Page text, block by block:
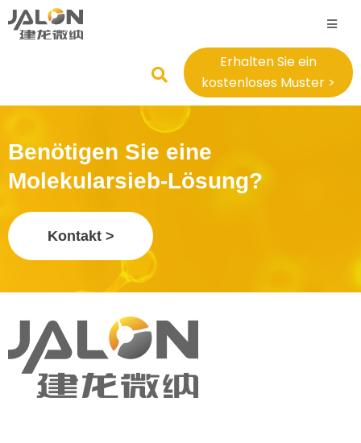
Erhalten Sie ein
kostenloses Muster >
Benötigen Sie eine
Molekularsieb-Lösung?
Kontakt >